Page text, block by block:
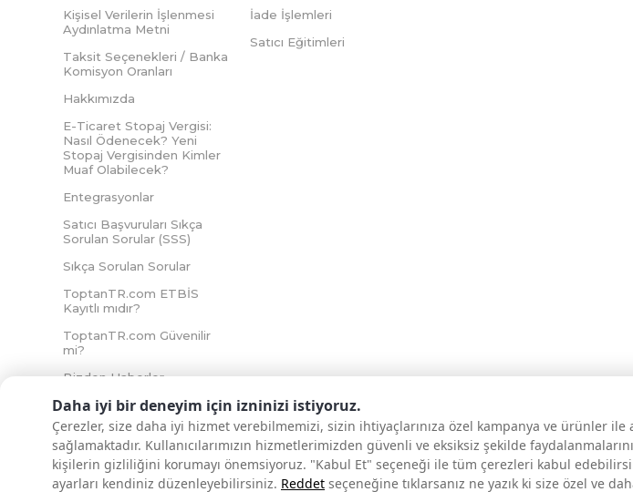
Daha iyi bir deneyim için izninizi istiyoruz.
Çerezler, size daha iyi hizmet verebilmemizi, sizin ihtiyaçlarınıza özel kampanya ve ürünler
sağlamaktadır. Kullanıcılarımızın hizmetlerimizden güvenli ve eksiksiz şekilde
kişilerin gizliliğini korumayı önemsiyoruz. "Kabul Et" seçeneği ile tüm çerezleri kabul
ayarları kendiniz düzenleyebilirsiniz. Reddet seçeneğine tıklarsanız ne yazık ki size özel ve
Kişisel Verilerin İşlenmesi
Aydınlatma Metni
Taksit Seçenekleri / Banka
Komisyon Oranları
Hakkımızda
E-Ticaret Stopaj Vergisi:
Nasıl Ödenecek? Yeni
Stopaj Vergisinden Kimler
Muaf Olabilecek?
Entegrasyonlar
Satıcı Başvuruları Sıkça
Sorulan Sorular (SSS)
Sıkça Sorulan Sorular
ToptanTR.com ETBİS
Kayıtlı mıdır?
ToptanTR.com Güvenilir
mi?
Bizden Haberler
İade İşlemleri
Satıcı Eğitimleri
İNTERNETTE GÜVENLİ ALIŞVERİŞ